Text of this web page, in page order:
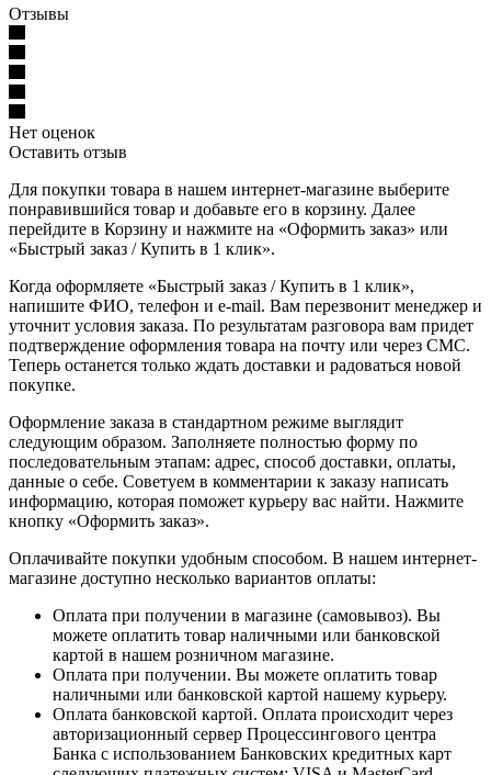
Отзывы
Нет оценок
Оставить отзыв
Для покупки товара в нашем интернет-магазине выберите
понравившийся товар и добавьте его в корзину. Далее
перейдите в Корзину и нажмите на «Оформить заказ» или
«Быстрый заказ / Купить в 1 клик».
Когда оформляете «Быстрый заказ / Купить в 1 клик»,
напишите ФИО, телефон и e-mail. Вам перезвонит менеджер и
уточнит условия заказа. По результатам разговора вам придет
подтверждение оформления товара на почту или через СМС.
Теперь останется только ждать доставки и радоваться новой
покупке.
Оформление заказа в стандартном режиме выглядит
следующим образом. Заполняете полностью форму по
последовательным этапам: адрес, способ доставки, оплаты,
данные о себе. Советуем в комментарии к заказу написать
информацию, которая поможет курьеру вас найти. Нажмите
кнопку «Оформить заказ».
Оплачивайте покупки удобным способом. В нашем интернет-
магазине доступно несколько вариантов оплаты:
Оплата при получении в магазине (самовывоз). Вы
можете оплатить товар наличными или банковской
картой в нашем розничном магазине.
Оплата при получении. Вы можете оплатить товар
наличными или банковской картой нашему курьеру.
Оплата банковской картой. Оплата происходит через
авторизационный сервер Процессингового центра
Банка с использованием Банковских кредитных карт